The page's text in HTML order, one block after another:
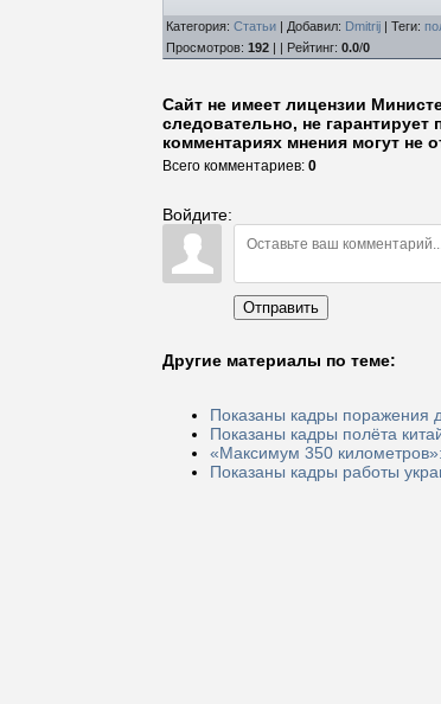
Категория: Статьи | Добавил: Dmitrij | Теги:
Просмотров: 192 | | Рейтинг: 0.0/0
Сайт не имеет лицензии
следовательно, не
комментариях мнения могут не
Всего комментариев: 0
Войдите:
Отправить
Другие материалы по теме:
Показаны кадры поражения
Показаны кадры полёта
«Максимум 350
Показаны кадры работы